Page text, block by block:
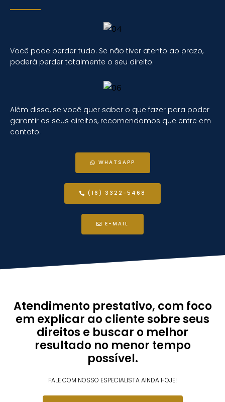
Você pode perder tudo. Se não tiver atento ao prazo,
poderá perder totalmente o seu direito.
Além disso, se você quer saber o que fazer para poder
garantir os seus direitos, recomendamos que entre em
contato.
WHATSAPP
(16) 3322-5468
E-MAIL
Atendimento prestativo, com foco
em explicar ao cliente sobre seus
direitos e buscar o melhor
resultado no menor tempo
possível.
FALE COM NOSSO ESPECIALISTA AINDA HOJE!